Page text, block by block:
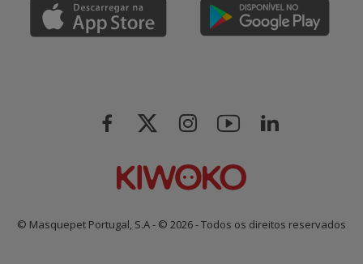
© Masquepet Portugal, S.A - © 2026 - Todos os direitos reservados